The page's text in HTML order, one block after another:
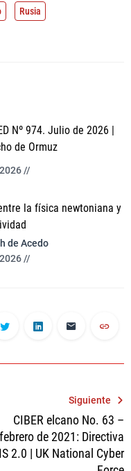
Rusia
Nº 974. Julio de 2026 |
de Ormuz
//
la física newtoniana y
de Acedo
//
Siguiente
CIBER elcano No. 63 –
febrero de 2021: Directiva
2.0 | UK National Cyber